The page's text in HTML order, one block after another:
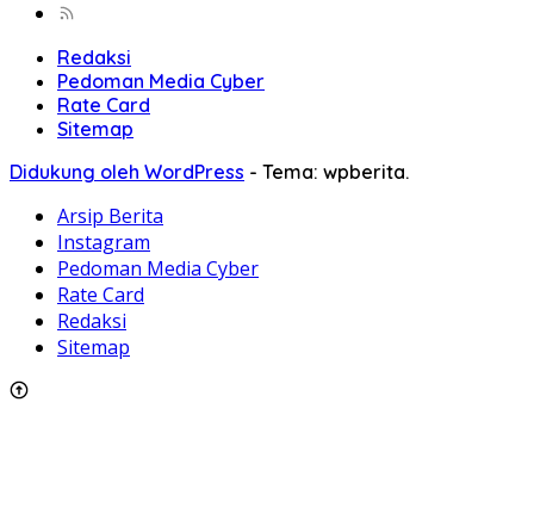
Redaksi
Pedoman Media Cyber
Rate Card
Sitemap
Didukung oleh WordPress - Tema: wpberita.
Arsip Berita
Instagram
Pedoman Media Cyber
Rate Card
Redaksi
Sitemap